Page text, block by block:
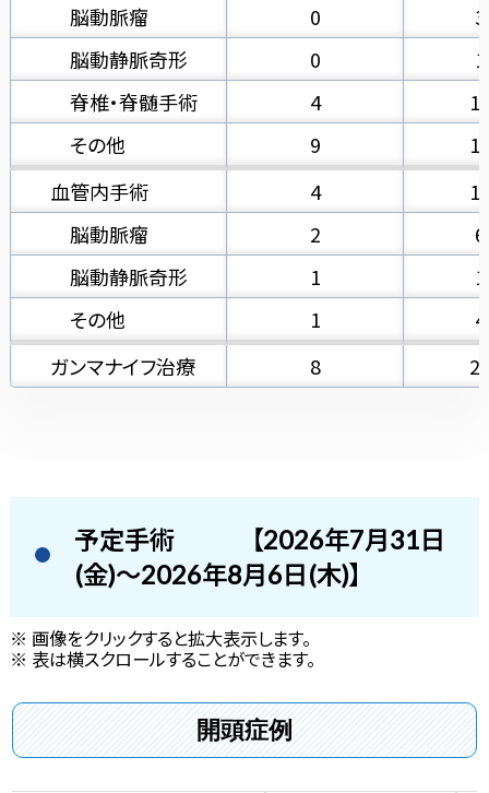
脳動脈瘤
0
脳動静脈奇形
0
脊椎・脊髄手術
4
その他
9
血管内手術
4
脳動脈瘤
2
脳動静脈奇形
1
その他
1
ガンマナイフ治療
8
予定手術
【2026年7月31日
(金)～2026年8月6日(木)】
※ 画像をクリックすると拡大表示します。
※ 表は横スクロールすることができます。
開頭症例